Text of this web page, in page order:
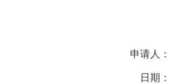
申请人：
日期：